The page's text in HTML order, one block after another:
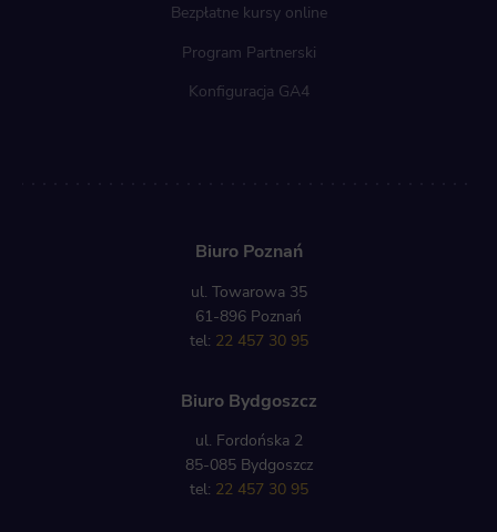
Bezpłatne kursy online
Program Partnerski
Konfiguracja GA4
Biuro Poznań
ul. Towarowa 35
61-896 Poznań
tel: 22 457 30 95
Biuro Bydgoszcz
ul. Fordońska 2
85-085 Bydgoszcz
tel: 22 457 30 95